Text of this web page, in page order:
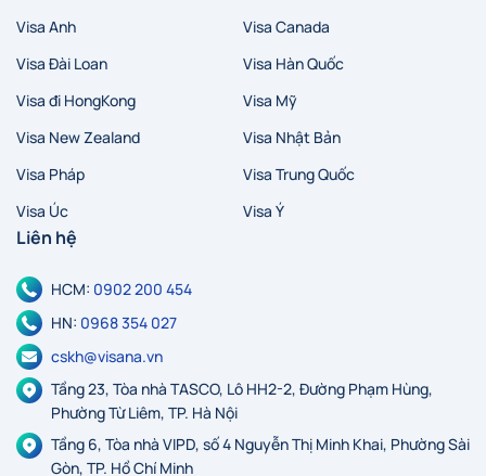
Visa Anh
Visa Canada
Visa Đài Loan
Visa Hàn Quốc
Visa đi HongKong
Visa Mỹ
Visa New Zealand
Visa Nhật Bản
Visa Pháp
Visa Trung Quốc
Visa Úc
Visa Ý
Liên hệ
HCM: 0902 200 454
HN: 0968 354 027
cskh@visana.vn
Tầng 23, Tòa nhà TASCO, Lô HH2-2, Đường Phạm Hùng,
Phường Từ Liêm, TP. Hà Nội
Tầng 6, Tòa nhà VIPD, số 4 Nguyễn Thị Minh Khai, Phường Sài
Gòn, TP. Hồ Chí Minh